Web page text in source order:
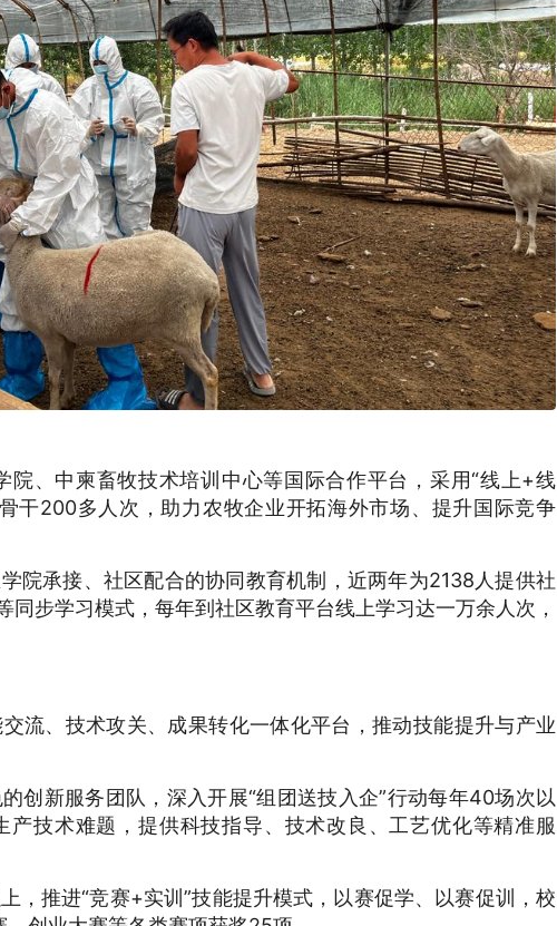
院、中柬畜牧技术培训中心等国际合作平台，采用“线上+线
干200多人次，助力农牧企业开拓海外市场、提升国际竞争
院承接、社区配合的协同教育机制，近两年为2138人提供社
步学习模式，每年到社区教育平台线上学习达一万余人次，
流、技术攻关、成果转化一体化平台，推动技能提升与产业
创新服务团队，深入开展“组团送技入企”行动每年40场次以
产技术难题，提供科技指导、技术改良、工艺优化等精准服
，推进“竞赛+实训”技能提升模式，以赛促学、以赛促训，校